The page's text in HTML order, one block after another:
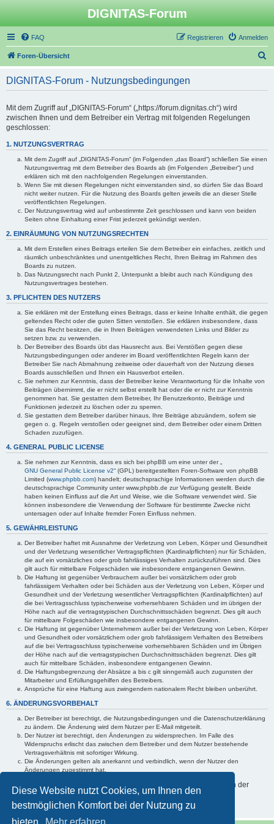
Diese Website nutzt Cookies, um Ihnen den
bestmöglichen Komfort bei der Nutzung zu
DIGNITAS-Forum
FAQ Anmelden
Registrieren
Foren-Übersicht
DIGNITAS-Forum - Nutzungsbedingungen
Mit dem Zugriff auf „DIGNITAS-Forum“ („https://forum.dignitas.ch“) wird
zwischen Ihnen und dem Betreiber ein Vertrag mit folgenden Regelungen
geschlossen:
1. NUTZUNGSVERTRAG
Mit dem Zugriff auf „DIGNITAS-Forum“ (im Folgenden „das Board“) schließen Sie einen
Nutzungsvertrag mit dem Betreiber des Boards ab (im Folgenden „Betreiber“) und
erklären sich mit den nachfolgenden Regelungen einverstanden.
Wenn Sie mit diesen Regelungen nicht einverstanden sind, so dürfen Sie das Board
nicht weiter nutzen. Für die Nutzung des Boards gelten jeweils die an dieser Stelle
veröffentlichten Regelungen.
Der Nutzungsvertrag wird auf unbestimmte Zeit geschlossen und kann von beiden
Seiten ohne Einhaltung einer Frist jederzeit gekündigt werden.
2. EINRÄUMUNG VON NUTZUNGSRECHTEN
Mit dem Erstellen eines Beitrags erteilen Sie dem Betreiber ein einfaches, zeitlich und
räumlich unbeschränktes und unentgeltliches Recht, Ihren Beitrag im Rahmen des
Boards zu nutzen.
Das Nutzungsrecht nach Punkt 2, Unterpunkt a bleibt auch nach Kündigung des
Nutzungsvertrages bestehen.
3. PFLICHTEN DES NUTZERS
Sie erklären mit der Erstellung eines Beitrags, dass er keine Inhalte enthält, die gegen
geltendes Recht oder die guten Sitten verstoßen. Sie erklären insbesondere, dass
Sie das Recht besitzen, die in Ihren Beiträgen verwendeten Links und Bilder zu
setzen bzw. zu verwenden.
Der Betreiber des Boards übt das Hausrecht aus. Bei Verstößen gegen diese
Nutzungsbedingungen oder anderer im Board veröffentlichten Regeln kann der
Betreiber Sie nach Abmahnung zeitweise oder dauerhaft von der Nutzung dieses
Boards ausschließen und Ihnen ein Hausverbot erteilen.
Sie nehmen zur Kenntnis, dass der Betreiber keine Verantwortung für die Inhalte von
Beiträgen übernimmt, die er nicht selbst erstellt hat oder die er nicht zur Kenntnis
genommen hat. Sie gestatten dem Betreiber, Ihr Benutzerkonto, Beiträge und
Funktionen jederzeit zu löschen oder zu sperren.
Sie gestatten dem Betreiber darüber hinaus, Ihre Beiträge abzuändern, sofern sie
gegen o. g. Regeln verstoßen oder geeignet sind, dem Betreiber oder einem Dritten
Schaden zuzufügen.
4. GENERAL PUBLIC LICENSE
Sie nehmen zur Kenntnis, dass es sich bei phpBB um eine unter der „
GNU General Public License v2“ (GPL) bereitgestellten Foren-Software von phpBB
Limited (www.phpbb.com) handelt; deutschsprachige Informationen werden durch die
deutschsprachige Community unter www.phpbb.de zur Verfügung gestellt. Beide
haben keinen Einfluss auf die Art und Weise, wie die Software verwendet wird. Sie
können insbesondere die Verwendung der Software für bestimmte Zwecke nicht
untersagen oder auf Inhalte fremder Foren Einfluss nehmen.
5. GEWÄHRLEISTUNG
Der Betreiber haftet mit Ausnahme der Verletzung von Leben, Körper und Gesundheit
und der Verletzung wesentlicher Vertragspflichten (Kardinalpflichten) nur für Schäden,
die auf ein vorsätzliches oder grob fahrlässiges Verhalten zurückzuführen sind. Dies
gilt auch für mittelbare Folgeschäden wie insbesondere entgangenen Gewinn.
Die Haftung ist gegenüber Verbrauchern außer bei vorsätzlichem oder grob
fahrlässigem Verhalten oder bei Schäden aus der Verletzung von Leben, Körper und
Gesundheit und der Verletzung wesentlicher Vertragspflichten (Kardinalpflichten) auf
die bei Vertragsschluss typischerweise vorhersehbaren Schäden und im übrigen der
Höhe nach auf die vertragstypischen Durchschnittsschäden begrenzt. Dies gilt auch
für mittelbare Folgeschäden wie insbesondere entgangenen Gewinn.
Die Haftung ist gegenüber Unternehmern außer bei der Verletzung von Leben, Körper
und Gesundheit oder vorsätzlichem oder grob fahrlässigem Verhalten des Betreibers
auf die bei Vertragsschluss typischerweise vorhersehbaren Schäden und im Übrigen
der Höhe nach auf die vertragstypischen Durchschnittsschäden begrenzt. Dies gilt
auch für mittelbare Schäden, insbesondere entgangenen Gewinn.
Die Haftungsbegrenzung der Absätze a bis c gilt sinngemäß auch zugunsten der
Mitarbeiter und Erfüllungsgehilfen des Betreibers.
Ansprüche für eine Haftung aus zwingendem nationalem Recht bleiben unberührt.
6. ÄNDERUNGSVORBEHALT
Der Betreiber ist berechtigt, die Nutzungsbedingungen und die Datenschutzerklärung
zu ändern. Die Änderung wird dem Nutzer per E-Mail mitgeteilt.
Der Nutzer ist berechtigt, den Änderungen zu widersprechen. Im Falle des
Widerspruchs erlischt das zwischen dem Betreiber und dem Nutzer bestehende
Vertragsverhältnis mit sofortiger Wirkung.
Die Änderungen gelten als anerkannt und verbindlich, wenn der Nutzer den
Änderungen zugestimmt hat.
Informationen über den Umgang mit Ihren persönlichen Daten sind in der
Datenschutzerklärung enthalten.